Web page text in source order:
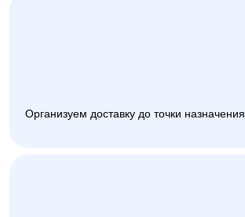
Организуем доставку до точки назначения